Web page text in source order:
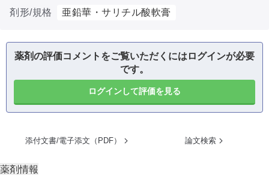
剤形/規格
亜鉛華・サリチル酸軟膏
薬剤の評価コメントをご覧いただくにはログインが必要
です。
ログインして評価を見る
添付文書/電子添文（PDF） 論文検索
薬剤情報